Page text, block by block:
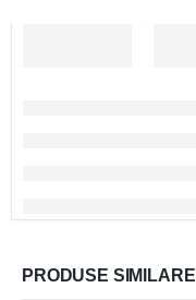
PRODUSE SIMILARE